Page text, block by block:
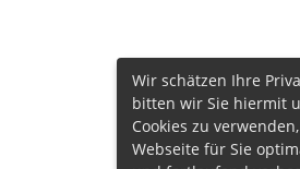
Wir schätzen Ihre
bitten wir Sie hiermit
Cookies zu
Webseite für Sie